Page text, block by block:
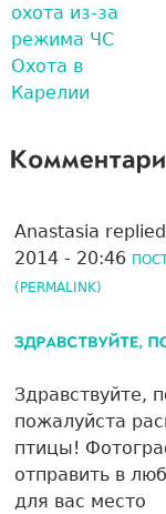
охота из-за
режима ЧС
Охота в
Карелии
Anastasia
2014 - 20:46
(PERMALINK)
Здравствуйте,
пожалуйста
птицы!
отправить в
для вас место